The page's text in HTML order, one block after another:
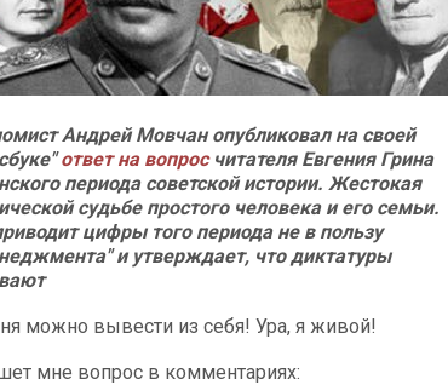
Андрей Мовчан опубликовал на своей
ответ на вопросчитателя Евгения Грина
периода советской истории. Жестокая
судьбе простого человека и его семьи.
цифры того периода не в пользу
и утверждает, что диктатуры
можно вывести из себя! Ура, я живой!
мне вопрос в комментариях: